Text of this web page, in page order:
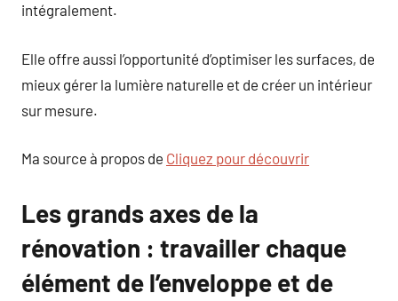
intégralement.
Elle offre aussi l’opportunité d’optimiser les surfaces, de
mieux gérer la lumière naturelle et de créer un intérieur
sur mesure.
Ma source à propos de Cliquez pour découvrir
Les grands axes de la
rénovation : travailler chaque
élément de l’enveloppe et de